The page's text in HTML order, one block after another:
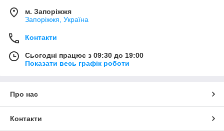
м. Запоріжжя
Запоріжжя, Україна
Контакти
Сьогодні працює з 09:30 до 19:00
Показати весь графік роботи
Про нас
Контакти